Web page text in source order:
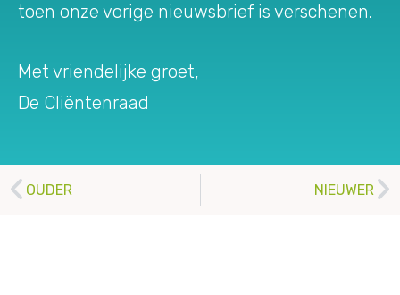
toen onze vorige nieuwsbrief is verschenen.
Met vriendelijke groet,
De Cliëntenraad
OUDER NIEUWER